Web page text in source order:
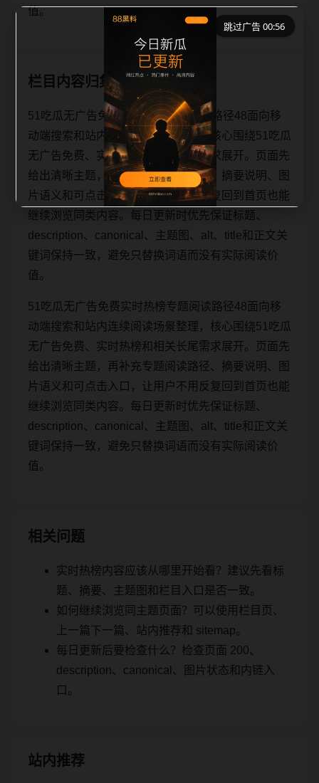
值。
栏目内容归集
51吃瓜无广告免费实时热榜专题阅读路径48面向移
动端搜索和站内连续阅读场景整理，核心围绕51吃瓜
无广告免费、实时热榜和相关长尾需求展开。页面先
给出清晰主题，再补充专题阅读路径、摘要说明、图
片语义和可点击入口，让用户不用反复回到首页也能
继续浏览同类内容。每日更新时优先保证标题、
description、canonical、主题图、alt、title和正文关
键词保持一致，避免只替换词语而没有实际阅读价
值。
51吃瓜无广告免费实时热榜专题阅读路径48面向移
动端搜索和站内连续阅读场景整理，核心围绕51吃瓜
无广告免费、实时热榜和相关长尾需求展开。页面先
给出清晰主题，再补充专题阅读路径、摘要说明、图
片语义和可点击入口，让用户不用反复回到首页也能
继续浏览同类内容。每日更新时优先保证标题、
description、canonical、主题图、alt、title和正文关
键词保持一致，避免只替换词语而没有实际阅读价
值。
相关问题
实时热榜内容应该从哪里开始看？建议先看标
题、摘要、主题图和栏目入口是否一致。
如何继续浏览同主题页面？可以使用栏目页、
上一篇下一篇、站内推荐和 sitemap。
每日更新后要检查什么？检查页面 200、
description、canonical、图片状态和内链入
口。
站内推荐
跳过广告 00:56